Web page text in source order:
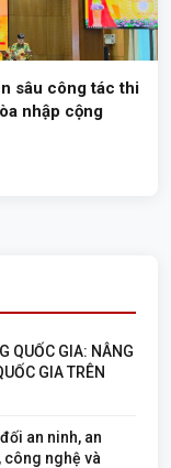
sâu công tác thi
nhập cộng
QUỐC GIA: NÂNG
GIA TRÊN
an ninh, an
công nghệ và